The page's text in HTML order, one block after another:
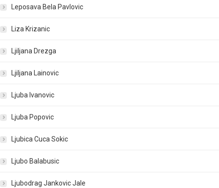
Leposava Bela Pavlovic
Liza Krizanic
Ljiljana Drezga
Ljiljana Lainovic
Ljuba Ivanovic
Ljuba Popovic
Ljubica Cuca Sokic
Ljubo Balabusic
Ljubodrag Jankovic Jale